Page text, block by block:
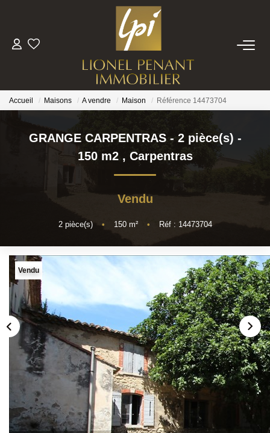
VENTES
PRESTIGE
BIENS VENDUS
NOTRE EQUIPE
Accueil Maisons A vendre Maison Référence 14473704
GRANGE CARPENTRAS - 2 pièce(s) -
150 m2 , Carpentras
Vendu
2pièce(s) • 150m² • Réf : 14473704
Vendu